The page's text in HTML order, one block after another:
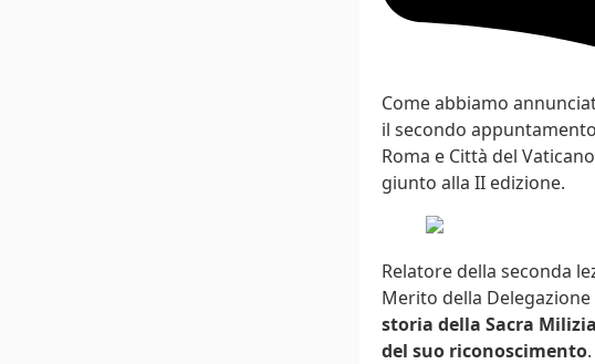
Come abbiamo
il secondo
Roma e Città del
giunto alla II edizione.
Relatore della seconda
Merito della
storia della Sacra
del suo riconoscimento.